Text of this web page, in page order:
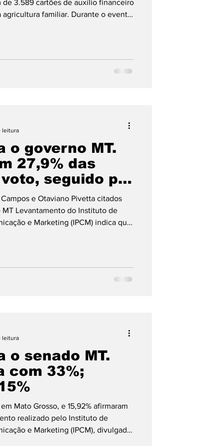
de 3.589 cartões de auxílio financeiro
familiar. Durante o evento,
No eixo da agricultura familiar,
o governo MT.
27,9% das
seguido por
e Pivetta
e Otaviano Pivetta citados
Levantamento do Instituto de
e Marketing (IPCM) indica que
apresentados aos entrevistados — o
lider
leitura
o senado MT.
com 33%;
Mato Grosso, e 15,92% afirmaram
realizado pelo Instituto de
e Marketing (IPCM), divulgado
leitura